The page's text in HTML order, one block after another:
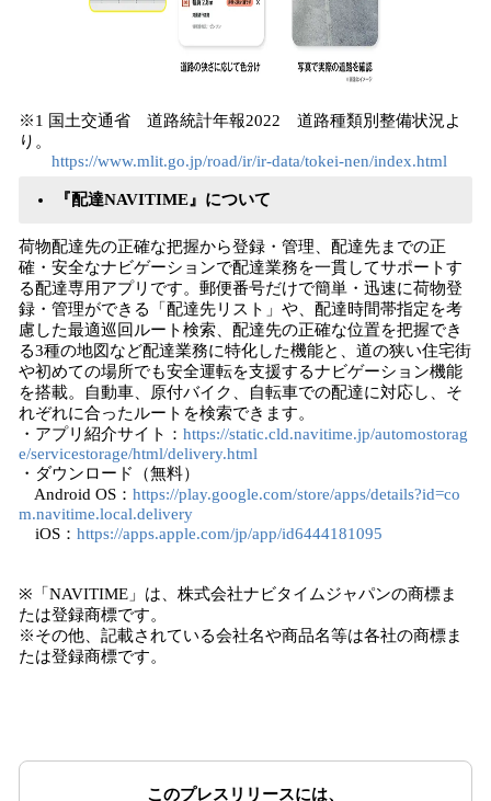
※1 国土交通省 道路統計年報2022 道路種類別整備状況よ
り。
https://www.mlit.go.jp/road/ir/ir-data/tokei-nen/index.html
『配達NAVITIME』について
荷物配達先の正確な把握から登録・管理、配達先までの正
確・安全なナビゲーションで配達業務を一貫してサポートす
る配達専用アプリです。郵便番号だけで簡単・迅速に荷物登
録・管理ができる「配達先リスト」や、配達時間帯指定を考
慮した最適巡回ルート検索、配達先の正確な位置を把握でき
る3種の地図など配達業務に特化した機能と、道の狭い住宅街
や初めての場所でも安全運転を支援するナビゲーション機能
を搭載。自動車、原付バイク、自転車での配達に対応し、そ
れぞれに合ったルートを検索できます。
・アプリ紹介サイト： https://static.cld.navitime.jp/automostorag
e/servicestorage/html/delivery.html
・ダウンロード（無料）
Android OS： https://play.google.com/store/apps/details?id=co
m.navitime.local.delivery
iOS： https://apps.apple.com/jp/app/id6444181095
※「NAVITIME」は、株式会社ナビタイムジャパンの商標ま
たは登録商標です。
※その他、記載されている会社名や商品名等は各社の商標ま
たは登録商標です。
このプレスリリースには、